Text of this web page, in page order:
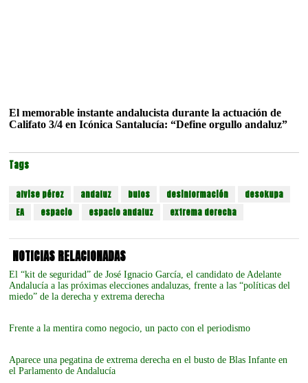
El memorable instante andalucista durante la actuación de
Califato 3/4 en Icónica Santalucía: “Define orgullo andaluz”
Tags
alvise pérez andaluz bulos desinformación
desokupa
EA
espacio espacio andaluz extrema derecha
NOTICIAS RELACIONADAS
El “kit de seguridad” de José Ignacio García, el candidato de Adelante
Andalucía a las próximas elecciones andaluzas, frente a las “políticas del
miedo” de la derecha y extrema derecha
Frente a la mentira como negocio, un pacto con el periodismo
Aparece una pegatina de extrema derecha en el busto de Blas Infante en
el Parlamento de Andalucía